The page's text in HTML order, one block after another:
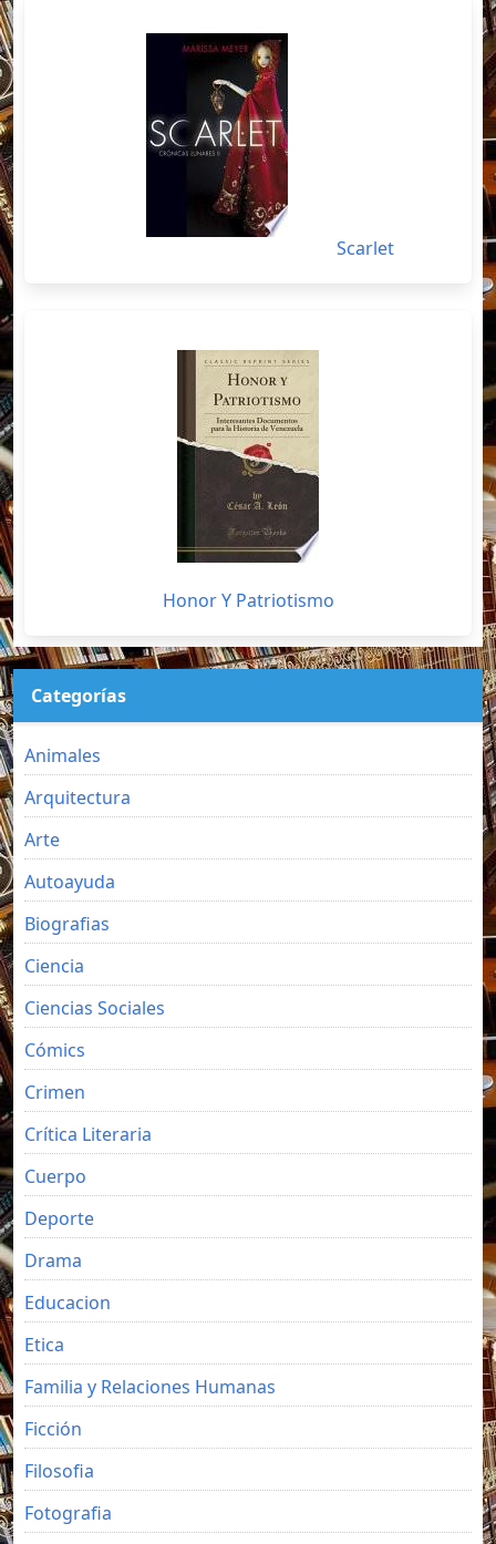
Scarlet
Honor Y Patriotismo
Categorías
Animales
Arquitectura
Arte
Autoayuda
Biografias
Ciencia
Ciencias Sociales
Cómics
Crimen
Crítica Literaria
Cuerpo
Deporte
Drama
Educacion
Etica
Familia y Relaciones Humanas
Ficción
Filosofia
Fotografia